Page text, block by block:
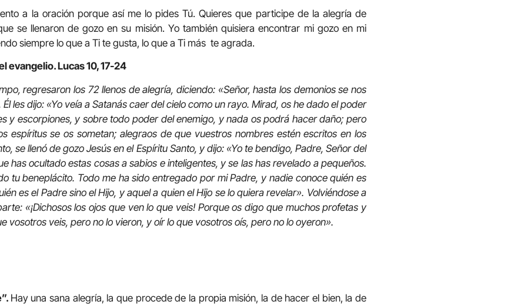
a la oración porque así me lo pides Tú. Quieres que participe de la alegría de
se llenaron de gozo en su misión. Yo también quisiera encontrar mi gozo en mi
siempre lo que a Ti te gusta, lo que a Ti más te agrada.
evangelio. Lucas 10, 17-24
regresaron los 72 llenos de alegría, diciendo: «Señor, hasta los demonios se nos
les dijo: «Yo veía a Satanás caer del cielo como un rayo. Mirad, os he dado el poder
y escorpiones, y sobre todo poder del enemigo, y nada os podrá hacer daño; pero
espíritus se os sometan; alegraos de que vuestros nombres estén escritos en los
se llenó de gozo Jesús en el Espíritu Santo, y dijo: «Yo te bendigo, Padre, Señor del
has ocultado estas cosas a sabios e inteligentes, y se las has revelado a pequeños.
tu beneplácito. Todo me ha sido entregado por mi Padre, y nadie conoce quién es
es el Padre sino el Hijo, y aquel a quien el Hijo se lo quiera revelar». Volviéndose a
«¡Dichosos los ojos que ven lo que veis! Porque os digo que muchos profetas y
vosotros veis, pero no lo vieron, y oír lo que vosotros oís, pero no lo oyeron».
Hay una sana alegría, la que procede de la propia misión, la de hacer el bien, la de